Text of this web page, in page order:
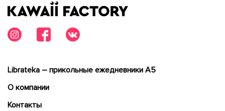
Librateka – прикольные ежедневники А5
О компании
Контакты